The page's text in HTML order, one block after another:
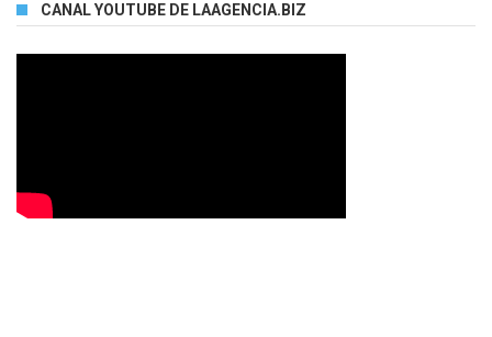
CANAL YOUTUBE DE LAAGENCIA.BIZ